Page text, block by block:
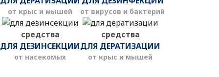
от крыс и мышей от вирусов и бактерий
средства
ДЛЯ ДЕЗИНСЕКЦИИ
от насекомых
средства
ДЛЯ ДЕРАТИЗАЦИИ
от крыс и мышей